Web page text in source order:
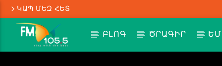
ԿԱՊ ՄԵԶ ՀԵՏ
ԲԼՈԳ ԾՐԱԳԻՐ